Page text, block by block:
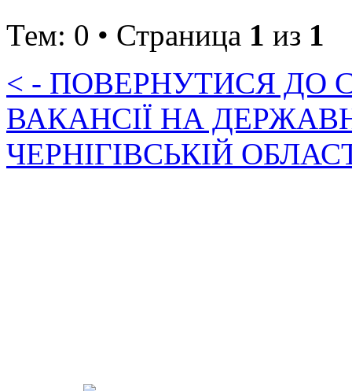
Тем: 0 • Страница 1 из 1
< - ПОВЕРНУТИСЯ ДО
ВАКАНСІЇ НА
ЧЕРНІГІВСЬКІЙ